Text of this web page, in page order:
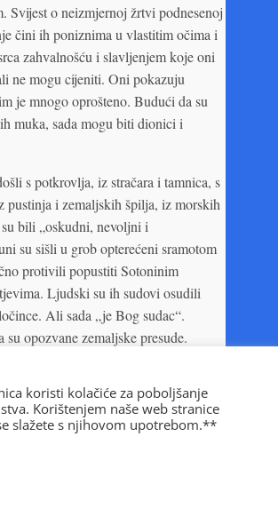
Svijest o neizmjernoj žrtvi podnesenoj
čini ih poniznima u vlastitim očima i
zahvalnošću i slavljenjem koje oni
ne mogu cijeniti. Oni pokazuju
je mnogo oprošteno. Budući da su
muka, sada mogu biti dionici i
s potkrovlja, iz stračara i tamnica, s
pustinja i zemaljskih špilja, iz morskih
bili „oskudni, nevoljni i
su sišli u grob opterećeni sramotom
protivili popustiti Sotoninim
Ljudski su ih sudovi osudili
Ali sada „je Bog sudac“.
su opozvane zemaljske presude.
dati im „vijenac mjesto pepela,
ruha žalosti, pjesmu zahvalnicu mjesto
62,12; 61,3) Više nisu malaksali,
Odsada će zauvijek biti s
pred prijestoljem odjeveni u ruho
koristi kolačiće za poboljšanje
Korištenjem naše web stranice
slažete s njihovom upotrebom.**